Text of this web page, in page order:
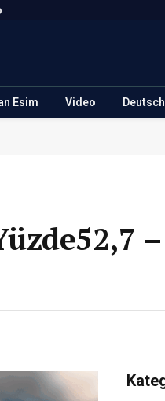
Esim Video Deutsch
–